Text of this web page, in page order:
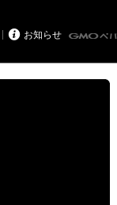
 お知らせ